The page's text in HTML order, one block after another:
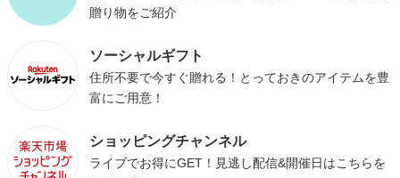
贈り物をご紹介
ソーシャルギフト
住所不要で今すぐ贈れる！とっておきのアイテムを豊
富にご用意！
ショッピングチャンネル
ライブでお得にGET！見逃し配信&開催日はこちらを